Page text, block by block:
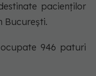
pacienților
București.
946 paturi